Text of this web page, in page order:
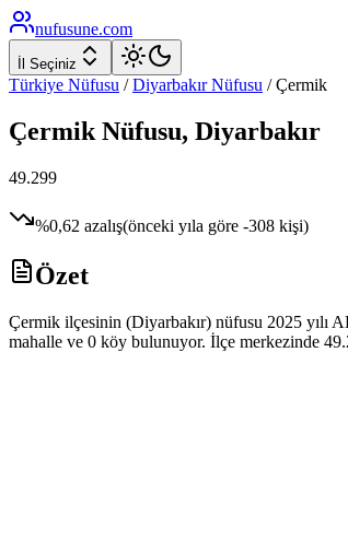
nufusune.com
İl Seçiniz
Türkiye Nüfusu / DiyarbakırNüfusu /Çermik
Çermik Nüfusu, Diyarbakır
49.299
%0,62 azalış(önceki yıla göre -308 kişi)
Özet
Çermik ilçesinin (Diyarbakır) nüfusu 2025 yılı
mahalle ve 0 köy bulunuyor. İlçe merkezinde